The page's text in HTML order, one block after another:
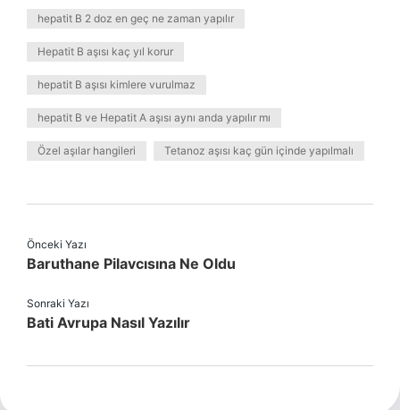
hepatit B 2 doz en geç ne zaman yapılır
Hepatit B aşısı kaç yıl korur
hepatit B aşısı kimlere vurulmaz
hepatit B ve Hepatit A aşısı aynı anda yapılır mı
Özel aşılar hangileri Tetanoz aşısı kaç gün içinde yapılmalı
Önceki Yazı
Baruthane Pilavcısına Ne Oldu
Sonraki Yazı
Bati Avrupa Nasıl Yazılır